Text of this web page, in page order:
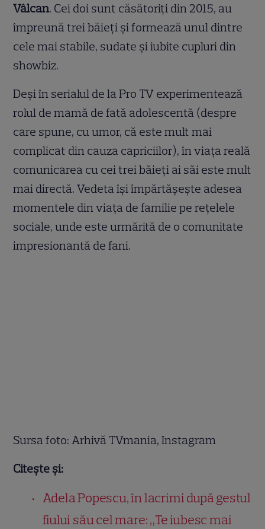
Vâlcan. Cei doi sunt căsătoriți din 2015, au
împreună trei băieți și formează unul dintre
cele mai stabile, sudate și iubite cupluri din
showbiz.
Deși în serialul de la Pro TV experimentează
rolul de mamă de fată adolescentă (despre
care spune, cu umor, că este mult mai
complicat din cauza capriciilor), în viața reală
comunicarea cu cei trei băieți ai săi este mult
mai directă. Vedeta își împărtășește adesea
momentele din viața de familie pe rețelele
sociale, unde este urmărită de o comunitate
impresionantă de fani.
Sursa foto: Arhivă TVmania, Instagram
Citește și:
Adela Popescu, în lacrimi după gestul
fiului său cel mare: „Te iubesc mai